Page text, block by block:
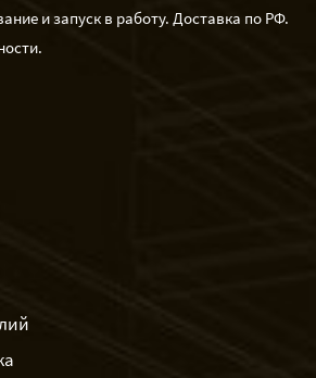
и запуск в работу. Доставка по РФ.